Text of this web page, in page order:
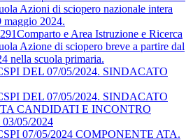
Azioni di sciopero nazionale intera
maggio 2024.
e Area Istruzione e Ricerca
Azione di sciopero breve a partire dal
nella scuola primaria.
DEL 07/05/2024. SINDACATO
DEL 07/05/2024. SINDACATO
CANDIDATI E INCONTRO
05/2024
07/05/2024 COMPONENTE ATA.